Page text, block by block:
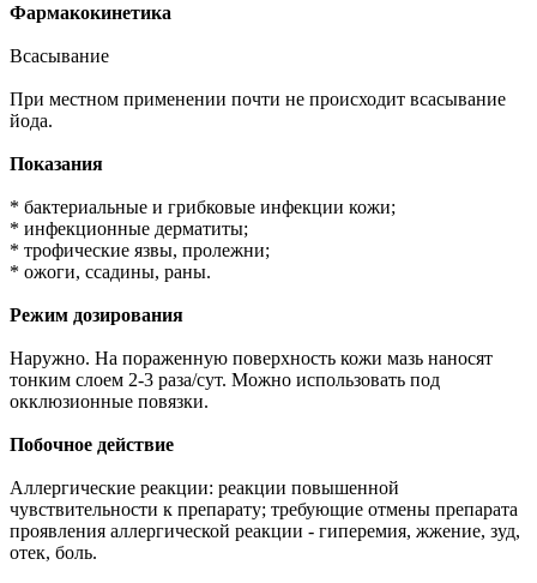
Фармакокинетика
Всасывание
При местном применении почти не происходит всасывание
йода.
Показания
* бактериальные и грибковые инфекции кожи;
* инфекционные дерматиты;
* трофические язвы, пролежни;
* ожоги, ссадины, раны.
Режим дозирования
Наружно. На пораженную поверхность кожи мазь наносят
тонким слоем 2-3 раза/сут. Можно использовать под
окклюзионные повязки.
Побочное действие
Аллергические реакции: реакции повышенной
чувствительности к препарату; требующие отмены препарата
проявления аллергической реакции - гиперемия, жжение, зуд,
отек, боль.